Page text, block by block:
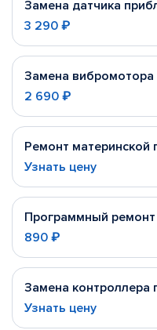
Замена датчика
3 290 ₽
Замена вибромотора
2 690 ₽
Ремонт материнской
Узнать цену
Программный ремонт
890 ₽
Замена контроллера
Узнать цену